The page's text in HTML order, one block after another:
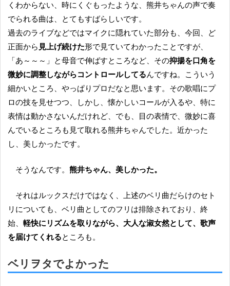
くわからない、時にくぐもったような、熊井ちゃんの声で奏
でられる曲は、とてもすばらしいです。
過去のライブなどではマイクに隠れていた部分も、今回、ど
正面から 見上げ続けた形で見ていてわかったことですが、
「あ～～～」と母音で伸ばすところなど、その抑揚を口角を
微妙に調整しながらコントロールしてるんですね。こういう
細かいところ、やっぱりプロだなと思います。その歌唱にプ
ロの技を見せつつ、しかし、懐かしいコールが入るや、特に
表情は動かさないんだけれど、でも、目の表情で、微妙に喜
んでいるところも見て取れる熊井ちゃんでした。近かった
し、美しかったです。
そうなんです。熊井ちゃん、美しかった。
それはルックスだけではなく、上述のベリ曲だらけのセト
リについても、ベリ曲としてのフリは排除されており、終
始、 軽快にリズムを取りながら、大人な淑女然として、歌声
を届けてくれるところも。
ベリヲタでよかった